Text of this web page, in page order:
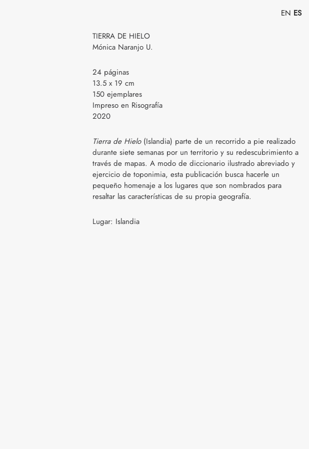
TIERRA DE HIELO
Mónica Naranjo U.
24 páginas
13.5 x 19 cm
150 ejemplares
Impreso en Risografía
2020
Tierra de Hielo(Islandia) parte de un recorrido a pie realizado
durante siete semanas por un territorio y su redescubrimiento a
través de mapas. A modo de diccionario ilustrado abreviado y
ejercicio de toponimia, esta publicación busca hacerle un
pequeño homenaje a los lugares que son nombrados para
resaltar las características de su propia geografía.
Lugar: Islandia
EN ES